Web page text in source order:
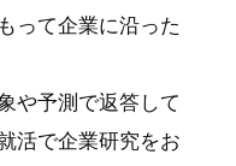
って企業に沿った
や予測で返答して
活で企業研究をお